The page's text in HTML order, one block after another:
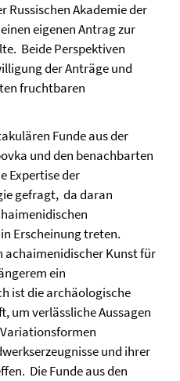
Russischen Akademie der
eigenen Antrag zur
Beide Perspektiven
der Anträge und
fruchtbaren
Funde aus der
und den benachbarten
Expertise der
gefragt, da daran
Erscheinung treten.
achaimenidischer Kunst für
ein
ist die archäologische
um verlässliche Aussagen
und ihrer
Die Funde aus den